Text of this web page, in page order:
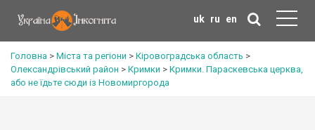
uk ru en
Головна > Міста та регіони > Кіровоградська область >
Олександрівський район > Кримки > Кримки. Параскевська церква,
або не їдьте сюди із Новомиргорода